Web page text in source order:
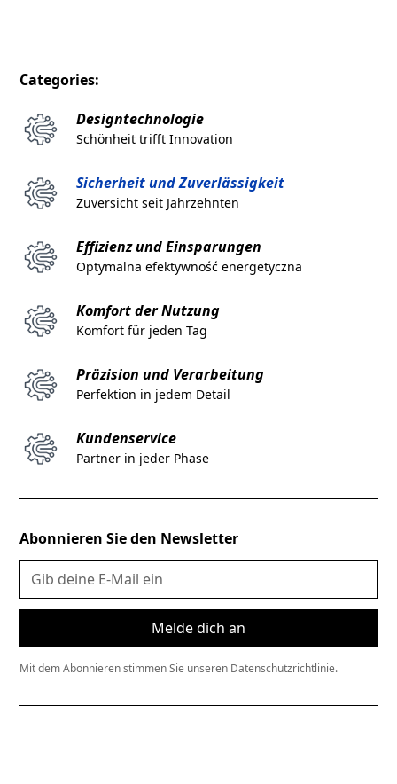
Categories:
Designtechnologie
Schönheit trifft Innovation
Sicherheit und Zuverlässigkeit
Zuversicht seit Jahrzehnten
Effizienz und Einsparungen
Optymalna efektywność energetyczna
Komfort der Nutzung
Komfort für jeden Tag
Präzision und Verarbeitung
Perfektion in jedem Detail
Kundenservice
Partner in jeder Phase
Abonnieren Sie den Newsletter
Mit dem Abonnieren stimmen Sie unseren Datenschutzrichtlinie.